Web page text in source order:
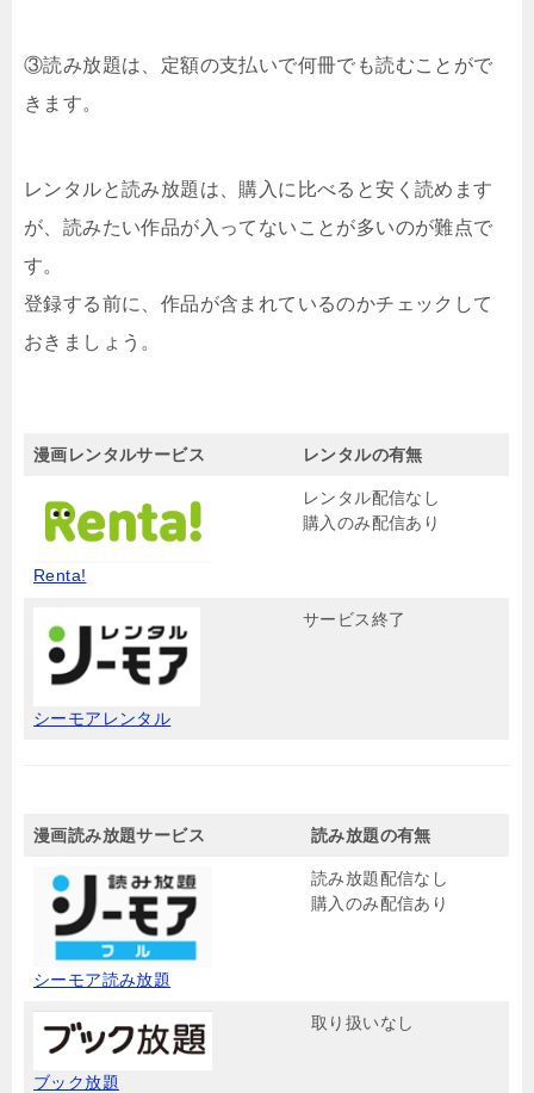
③読み放題は、定額の支払いで何冊でも読むことがで
きます。
レンタルと読み放題は、購入に比べると安く読めます
が、読みたい作品が入ってないことが多いのが難点で
す。
登録する前に、作品が含まれているのかチェックして
おきましょう。
漫画レンタルサービス レンタルの有無
Renta!
レンタル配信なし
購入のみ配信あり
シーモアレンタル
サービス終了
漫画読み放題サービス 読み放題の有無
シーモア読み放題
読み放題配信なし
購入のみ配信あり
ブック放題
取り扱いなし